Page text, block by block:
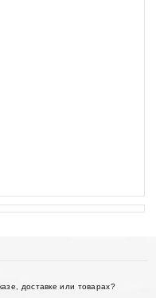
доставке или товарах?